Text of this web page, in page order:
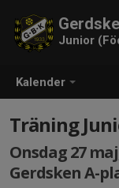
Kalender
Junior
Träning
Onsdag 27
Gerdsken A-